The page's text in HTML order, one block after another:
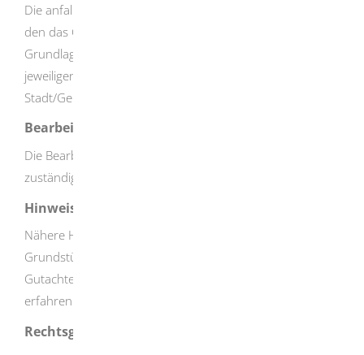
Die anfallenden Gebühren richten sich nach dem Wert,
den das Gutachten ermittelt hat und werden auf
Grundlage des Kommunalabgabengesetzes nach der
jeweiligen Verwaltungsgebührensatzung der
Stadt/Gemeinde bemessen.
Bearbeitungsdauer
Die Bearbeitungsdauer kann stark variieren und ist beim
zuständigen Gutachterausschuss zu erfragen.
Hinweise
Nähere Hinweise zur Beantragung einer
Grundstückswertermittlung sind beim örtlich zuständigen
Gutachterausschuss oder bei
erfahren.
Rechtsgrundlage